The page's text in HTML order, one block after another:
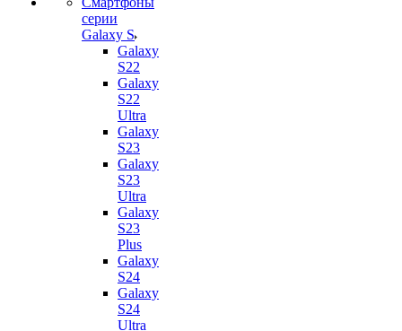
серии
Galaxy S
Galaxy
S22
Galaxy
S22
Ultra
Galaxy
S23
Galaxy
S23
Ultra
Galaxy
S23
Plus
Galaxy
S24
Galaxy
S24
Ultra